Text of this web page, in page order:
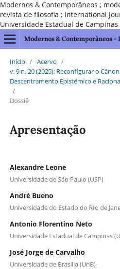
Modernos & Contemporâneos ;
revista de filosofia ; International
Universidade Estadual de Campinas
Início / Acervo /
v. 9 n. 20 (2025): Reconfigurar o
Descentramento Epistêmico e
/
Dossiê
Apresentação
Alexandre Leone
Universidade de São Paulo (USP)
André Bueno
Universidade do Estado do RIo de
Antonio Florentino Neto
Universidade Estadual de Campinas
José Jorge de Carvalho
Universidade de Brasília (UnB)